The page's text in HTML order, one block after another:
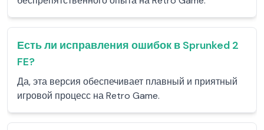
Есть ли исправления ошибок в Sprunked 2
FE?
Да, эта версия обеспечивает плавный и приятный
игровой процесс на Retro Game.